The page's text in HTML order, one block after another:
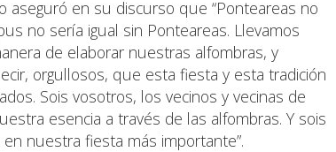
aseguró en su discurso que “Ponteareas no
no sería igual sin Ponteareas. Llevamos
de elaborar nuestras alfombras, y
orgullosos, que esta fiesta y esta tradición
Sois vosotros, los vecinos y vecinas de
esencia a través de las alfombras. Y sois
nuestra fiesta más importante”.